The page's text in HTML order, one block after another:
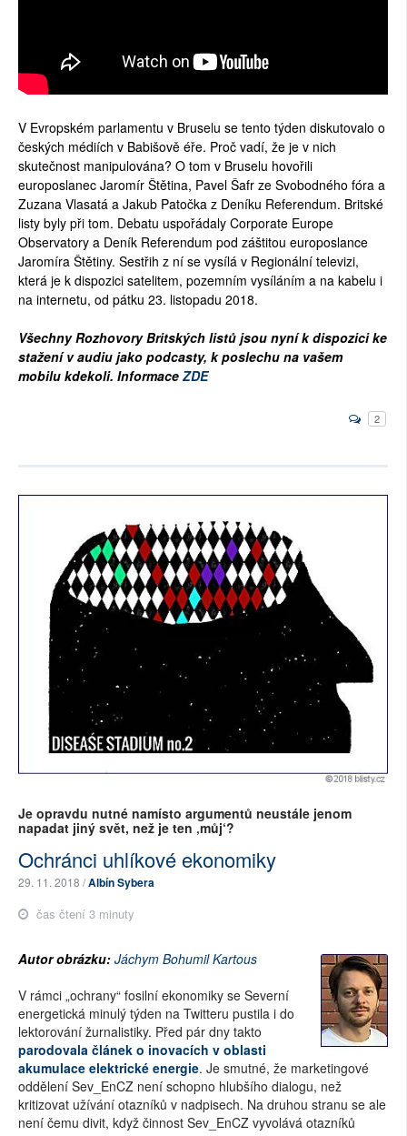
V Evropském parlamentu v Bruselu se tento týden diskutovalo o
českých médiích v Babišově éře. Proč vadí, že je v nich
skutečnost manipulována? O tom v Bruselu hovořili
europoslanec Jaromír Štětina, Pavel Šafr ze Svobodného fóra a
Zuzana Vlasatá a Jakub Patočka z Deníku Referendum. Britské
listy byly při tom. Debatu uspořádaly Corporate Europe
Observatory a Deník Referendum pod záštitou europoslance
Jaromíra Štětiny. Sestřih z ní se vysílá v Regionální televizi,
která je k dispozici satelitem, pozemním vysíláním a na kabelu i
na internetu, od pátku 23. listopadu 2018.
Všechny Rozhovory Britských listů jsou nyní k dispozici ke
stažení v audiu jako podcasty, k poslechu na vašem
mobilu kdekoli. Informace ZDE
2
Je opravdu nutné namísto argumentů neustále jenom
napadat jiný svět, než je ten ‚můj‘?
Ochránci uhlíkové ekonomiky
29. 11. 2018 /Albín Sybera
čas čtení 3 minuty
Autor obrázku: Jáchym Bohumil Kartous
V rámci „ochrany“ fosilní ekonomiky se Severní
energetická minulý týden na Twitteru pustila i do
lektorování žurnalistiky. Před pár dny takto
parodovala článek o inovacích v oblasti
akumulace elektrické energie. Je smutné, že marketingové
oddělení Sev_EnCZ není schopno hlubšího dialogu, než
kritizovat užívání otazníků v nadpisech. Na druhou stranu se ale
není čemu divit, když činnost Sev_EnCZ vyvolává otazníků